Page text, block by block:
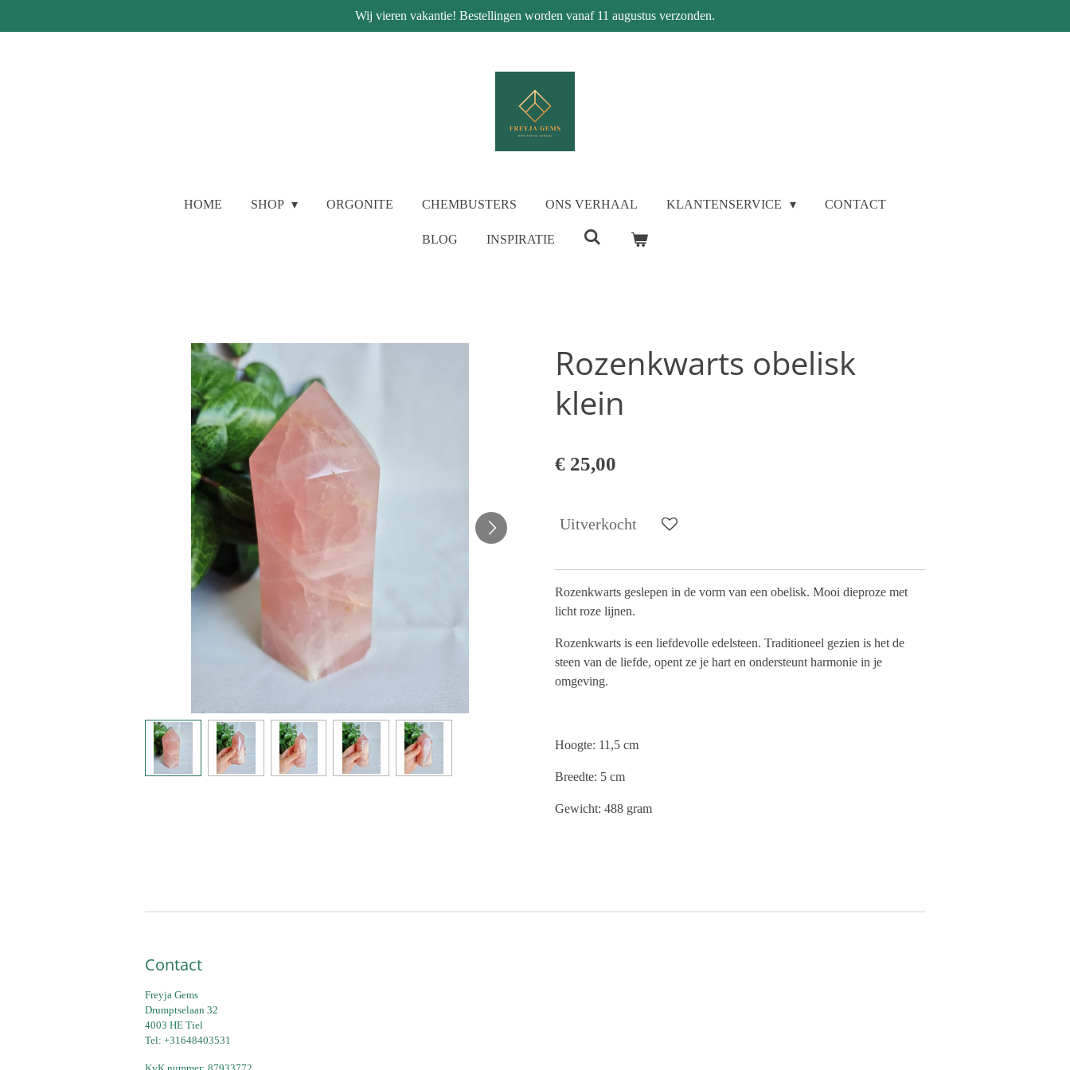
direct
Wij vieren vakantie! Bestellingen worden vanaf 11 augustus verzonden.
HOME SHOP ORGONITE CHEMBUSTERS ONS VERHAAL KLANTENSERVICE CONTACT
BLOG INSPIRATIE
Rozenkwarts obelisk
klein
€ 25,00
Uitverkocht
Rozenkwarts geslepen in de vorm van een obelisk. Mooi dieproze met
licht roze lijnen.
Rozenkwarts is een liefdevolle edelsteen. Traditioneel gezien is het de
steen van de liefde, opent ze je hart en ondersteunt harmonie in je
omgeving.
Hoogte: 11,5 cm
Breedte: 5 cm
Gewicht: 488 gram
Contact
Freyja Gems
Drumptselaan 32
4003 HE Tiel
Tel: +31648403531